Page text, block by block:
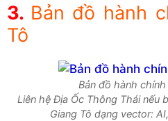
Bản đồ hành
Tô
Bản đồ hành
Liên hệ Địa Ốc Thông Thái nếu
Giang Tô dạng vector: